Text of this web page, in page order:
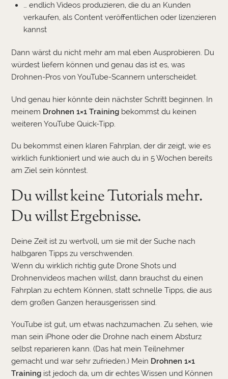
… endlich Videos produzieren, die du an Kunden
verkaufen, als Content veröffentlichen oder lizenzieren
kannst
Dann wärst du nicht mehr am mal eben Ausprobieren. Du
würdest liefern können und genau das ist es, was
Drohnen-Pros von YouTube-Scannern unterscheidet.
Und genau hier könnte dein nächster Schritt beginnen. In
meinem Drohnen 1×1 Training bekommst du keinen
weiteren YouTube Quick-Tipp.
Du bekommst einen klaren Fahrplan, der dir zeigt, wie es
wirklich funktioniert und wie auch du in 5 Wochen bereits
am Ziel sein könntest.
Du willst keine Tutorials mehr.
Du willst Ergebnisse.
Deine Zeit ist zu wertvoll, um sie mit der Suche nach
halbgaren Tipps zu verschwenden.
Wenn du wirklich richtig gute Drone Shots und
Drohnenvideos machen willst, dann brauchst du einen
Fahrplan zu echtem Können, statt schnelle Tipps, die aus
dem großen Ganzen herausgerissen sind.
YouTube ist gut, um etwas nachzumachen. Zu sehen, wie
man sein iPhone oder die Drohne nach einem Absturz
selbst reparieren kann. (Das hat mein Teilnehmer
gemacht und war sehr zufrieden.) Mein Drohnen 1×1
Training ist jedoch da, um dir echtes Wissen und Können